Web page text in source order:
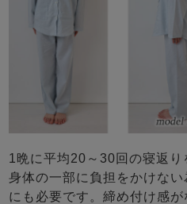
1晩に平均20～30回の寝返り
身体の一部に負担をかけな
にも必要です。締め付け感